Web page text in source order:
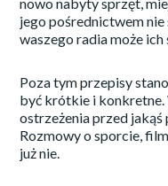
jego pośrednictwem
waszego radia może ich
Poza tym przepisy
być krótkie i
ostrzeżenia przed
Rozmowy o sporcie,
już nie.